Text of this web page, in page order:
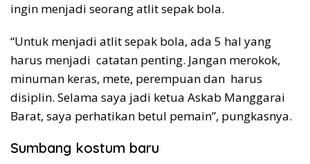
ingin menjadi seorang atlit sepak bola.
“Untuk menjadi atlit sepak bola, ada 5 hal yang
harus menjadi catatan penting. Jangan merokok,
minuman keras, mete, perempuan dan harus
disiplin. Selama saya jadi ketua Askab Manggarai
Barat, saya perhatikan betul pemain”, pungkasnya.
Sumbang kostum baru